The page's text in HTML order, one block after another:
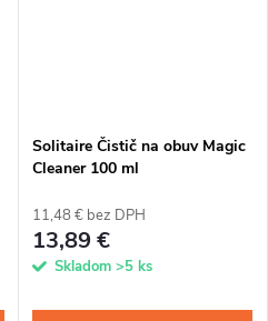
Solitaire Čistič na obuv Magic
Cleaner 100 ml
11,48 € bez DPH
13,89 €
Skladom >5 ks